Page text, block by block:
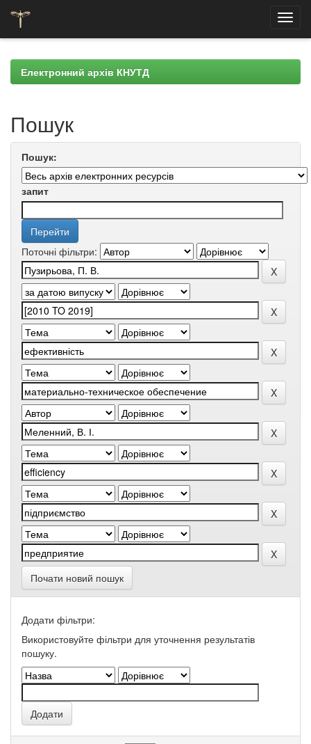
navigationЕлектронний архів КНУТД
Пошук
Пошук:
запит
Поточні фільтри:
Почати новий пошук
Додати фільтри:
Використовуйте фільтри для уточнення результатів
пошуку.